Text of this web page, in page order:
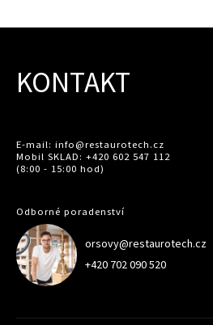
KONTAKT
E-mail: info@restaurotech.cz
Mobil SKLAD: +420 602 547 112
(8:00 - 15:00 hod)
Odborné poradenství
orsovy@restaurotech.cz
+420 702 090 520